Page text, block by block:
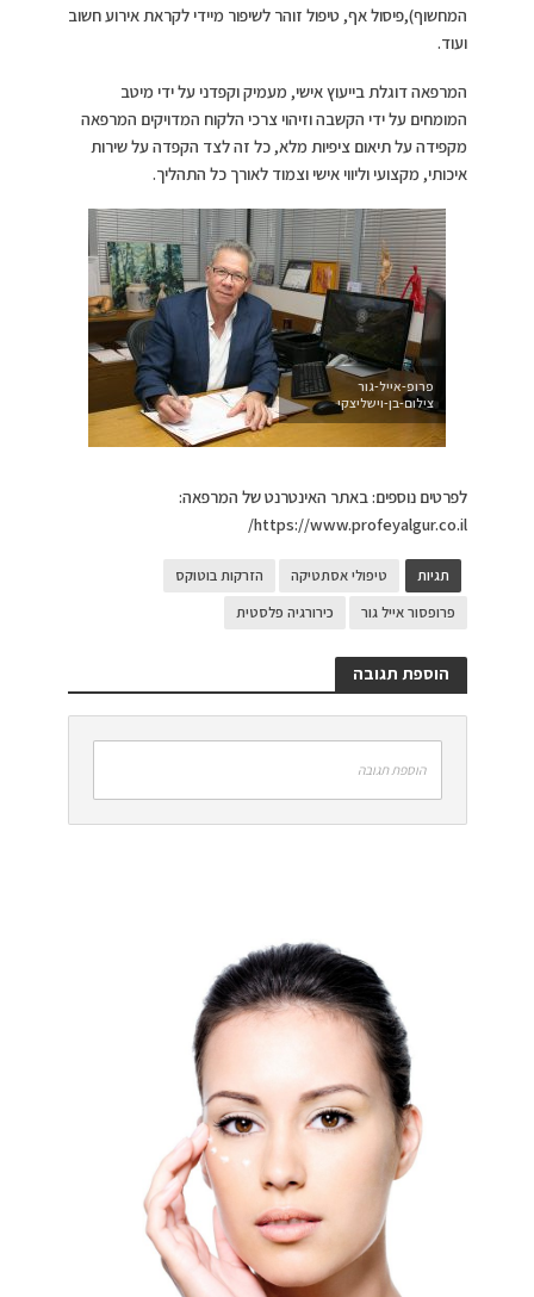
המחשוף),פיסול אף, טיפול זוהר לשיפור מיידי לקראת אירוע חשוב
ועוד.
המרפאה דוגלת בייעוץ אישי, מעמיק וקפדני על ידי מיטב
המומחים על ידי הקשבה וזיהוי צרכי הלקוח המדויקים המרפאה
מקפידה על תיאום ציפיות מלא, כל זה לצד הקפדה על שירות
איכותי, מקצועי וליווי אישי וצמוד לאורך כל התהליך.
פרופ-אייל-גור
צילום-בן-וישליצקי
לפרטים נוספים: באתר האינטרנט של המרפאה:
https://www.profeyalgur.co.il/
תגיות טיפולי אסתטיקה
הזרקות בוטוקס
פרופסור אייל גור
כירורגיה פלסטית
הוספת תגובה
הוספת תגובה